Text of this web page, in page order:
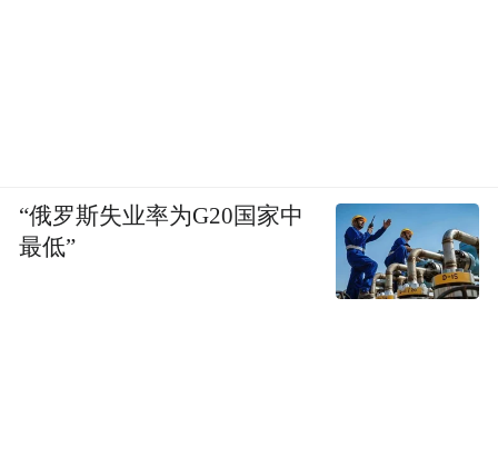
“俄罗斯失业率为G20国家中
最低”